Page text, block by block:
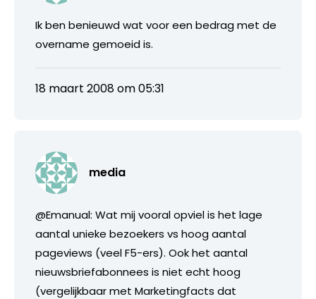
Ik ben benieuwd wat voor een bedrag met de
overname gemoeid is.
18 maart 2008 om 05:31
media
@Emanual: Wat mij vooral opviel is het lage
aantal unieke bezoekers vs hoog aantal
pageviews (veel F5-ers). Ook het aantal
nieuwsbriefabonnees is niet echt hoog
(vergelijkbaar met Marketingfacts dat